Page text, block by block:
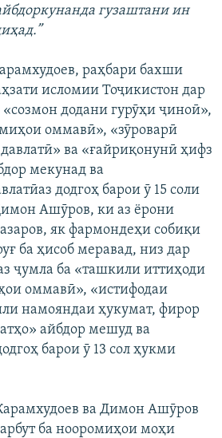
гузаштани ин
раҳбари бахши
исломии Тоҷикистон дар
додани гурӯҳи ҷиноӣ»,
оммавӣ», «зӯроварӣ
ва «ғайриқонунӣ ҳифз
мекунад ва
додгоҳ барои ӯ 15 соли
Ашӯров, ки аз ёрони
як фармондеҳи собиқи
ба ҳисоб меравад, низ дар
ҷумла ба «ташкили иттиҳоди
оммавӣ», «истифодаи
намояндаи ҳукумат, фирор
айбдор мешуд ва
барои ӯ 13 сол ҳукми
ва Димон Ашӯров
ба нооромиҳои моҳи